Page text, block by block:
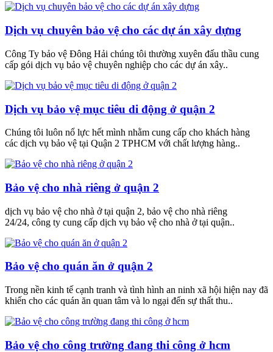
Dịch vụ chuyên bảo vệ cho các dự án xây dựng
Công Ty bảo vệ Đông Hải chúng tôi thường xuyên đấu thầu cung
cấp gói dịch vụ bảo vệ chuyên nghiệp cho các dự án xây..
Dịch vụ bảo vệ mục tiêu di động ở quận 2
Chúng tôi luôn nổ lực hết mình nhằm cung cấp cho khách hàng
các dịch vụ bảo vệ tại Quận 2 TPHCM với chất lượng hàng..
Bảo vệ cho nhà riêng ở quận 2
dịch vụ bảo vệ cho nhà ở tại quận 2, bảo vệ cho nhà riêng
24/24, công ty cung cấp dịch vụ bảo vệ cho nhà ở tại quận..
Bảo vệ cho quán ăn ở quận 2
Trong nền kinh tế cạnh tranh và tình hình an ninh xã hội hiện nay đã
khiến cho các quán ăn quan tâm và lo ngại đến sự thất thu..
Bảo vệ cho công trường đang thi công ở hcm